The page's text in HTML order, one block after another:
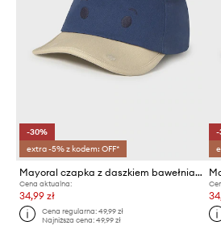
-30%
extra -5% z kodem: OFF*
Mayoral czapka z daszkiem bawełniana dziecięca
Cena aktualna:
34,99 zł
Cena regularna:49,99 zł
Najniższa cena:49,99 zł
-